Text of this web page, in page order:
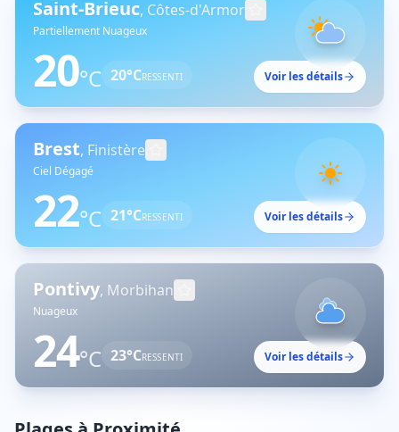
Saint-Brieuc, Côtes-d'Armor
Partiellement Nuageux
20°C 20°CRESSENTI Voir les détails
Brest, Finistère
Ciel Dégagé
22°C 21°CRESSENTI Voir les détails
Pontivy, Morbihan
Nuageux
24°C 23°CRESSENTI Voir les détails